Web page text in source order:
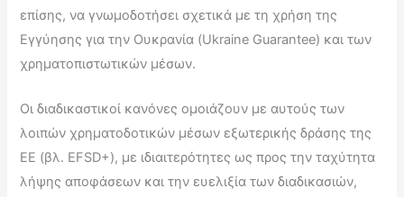
επίσης, να γνωμοδοτήσει σχετικά με τη χρήση της
Εγγύησης για την Ουκρανία (Ukraine Guarantee) και των
χρηματοπιστωτικών μέσων.
Οι διαδικαστικοί κανόνες ομοιάζουν με αυτούς των
λοιπών χρηματοδοτικών μέσων εξωτερικής δράσης της
ΕΕ (βλ. EFSD+), με ιδιαιτερότητες ως προς την ταχύτητα
λήψης αποφάσεων και την ευελιξία των διαδικασιών,